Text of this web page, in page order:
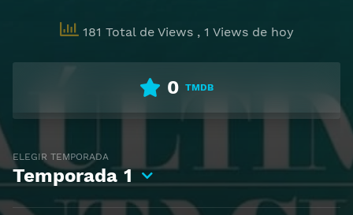
181 Total de Views , 1 Views de hoy
0 TMDB
ELEGIR TEMPORADA
Temporada 1